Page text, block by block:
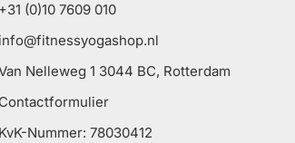
+31 (0)10 7609 010
info@fitnessyogashop.nl
Nelleweg 1 3044 BC, Rotterdam
Contactformulier
KvK-Nummer: 78030412